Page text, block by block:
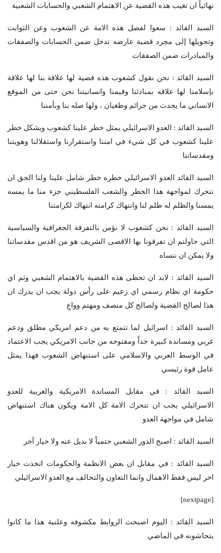
نهائياً ان تغيب هذه القضية عن الاهتمام الشعبي والحسابات الشعبية
السيد القائد : سعوا لفصل هذه الامة عن الشعوب وعن الثوابت
وتحويلها إلى مجرد قضية عارضه تدخل ضمن الحسابات والصفقات
والمبادرات ضمن الصفقات
السيد القائد : نحن نقول كشعوب هذه قضية لها علاقة بنا لها علاقة
بإسلامنا لها علاقه بمبادئنا وقيمنا وانسانيتنا نحن حتى من الموقع
الانساني ما يحدث من جرائم وطغيان ، ولها صله بنا وبأمننا
السيد القائد : العدو الاسرائيلي يمثل خطر علينا كشعوب ويشكل خطر
علينا كشعوب في كل شيء في امننا واستقرارنا واستقلالنا وهويتنا
ومقدساتنا
السيد القائد العدو الاسرائيلي خطره خطر شامل علينا ولنا الحق ان
نتحرك لمواجهة هذا الخطر والشعب الفلسطيني جزء منا ما يمسه
يمسنا والظلم له ظلم لنا وانتهاك كرامته انتهاك لكرامتنا
السيد القائد : نحن كشعوب لا نؤمن بالتفرقة الجغرافية والسياسية
التي حاولتم ان تفرقونا بها الاقصى الشريف هو من اقدس مقدساتنا
ولا يمكن ان ننساه
السيد القائد : لابد ان تحظى هذه القضية بالاهتمام الشعبي وثم اي
حكومة اي نظام رسمي اي زعيم على رأس دولة يجب ان يدرك ان
هذا لصالح القضية ولصالح كل منصف ومهتم وواعِ
السيد القائد : اسرائيل لما تتمتع به من دعم امريكي مطلق ودعم
غربي ومساندة كبيرة جداً ومفتوحه من جانب الامريكي يجب الاعتماد
في الوسط العربي والاسلامي على استنهاض الشعوب فهذا يمثل
عامل قوة رئيسي
السيد القائد : في مقابل المساندة الامريكية والغربية للعدو
الاسرائيلي يجب ان تتحرك الامة كل الامة ويكون هناك استنهاض
شامل في مواجهة العدو
السيد القائد : اصبح الدور الشعبي حتمياً لا بديل عنه ولا خيار آخر
السيد القائد : في مقابل ان بعض الانظمة والحكومات اتخذت خيار
اخر ليس فقط الاهمال وانما التعاون والتحالف مع العدو الاسرائيلي
[nextpage]
السيد القائد : اليوم اصبحت الروابط مكشوفه وعلنية هذا ما كانوا
يتحاشونه في الماضي